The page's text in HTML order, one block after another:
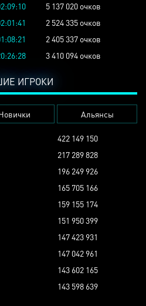
5 137 020 очков
2 524 335 очков
2 405 337 очков
3 410 094 очков
ИГРОКИ
Альянсы
422 149 150
217 289 828
196 249 926
165 705 166
159 155 174
151 950 399
147 423 931
147 042 961
143 602 165
143 598 639